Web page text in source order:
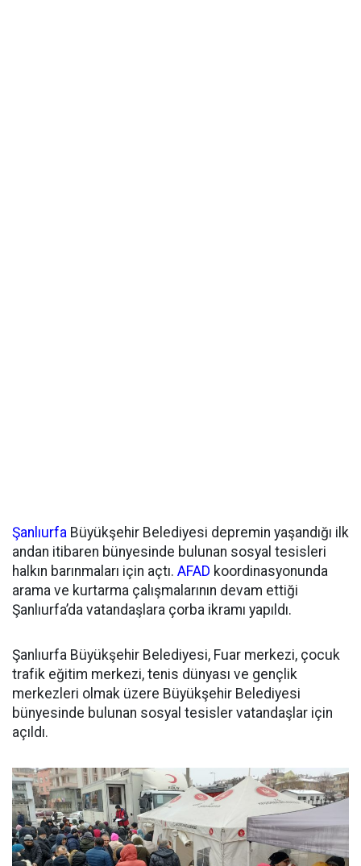
Şanlıurfa Büyükşehir Belediyesi depremin yaşandığı ilk
andan itibaren bünyesinde bulunan sosyal tesisleri
halkın barınmaları için açtı. AFAD koordinasyonunda
arama ve kurtarma çalışmalarının devam ettiği
Şanlıurfa’da vatandaşlara çorba ikramı yapıldı.
Şanlıurfa Büyükşehir Belediyesi, Fuar merkezi, çocuk
trafik eğitim merkezi, tenis dünyası ve gençlik
merkezleri olmak üzere Büyükşehir Belediyesi
bünyesinde bulunan sosyal tesisler vatandaşlar için
açıldı.